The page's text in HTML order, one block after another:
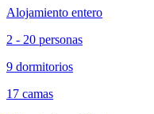
Alojamiento entero
2 - 20 personas
9 dormitorios
17 camas